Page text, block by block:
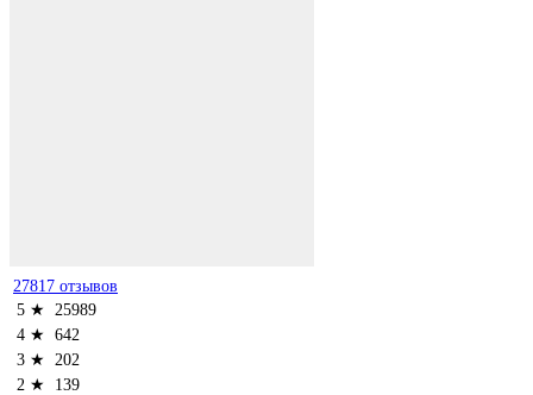
27817 отзывов
5 ★
25989
4 ★ 642
3 ★
202
2 ★
139